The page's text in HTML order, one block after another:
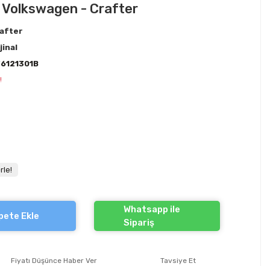
Volkswagen - Crafter
Ekle
Whatsapp ile
Sipariş
Fiyatı Düşünce Haber Ver Tavsiye Et